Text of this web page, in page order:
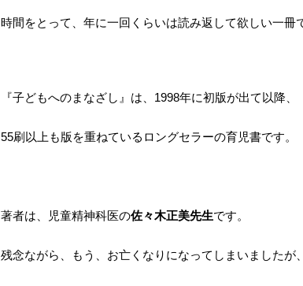
時間をとって、年に一回くらいは読み返して欲しい一冊
『子どもへのまなざし』は、1998年に初版が出て以降、
55刷以上も版を重ねているロングセラーの育児書です。
著者は、児童精神科医の佐々木正美先生です。
残念ながら、もう、お亡くなりになってしまいましたが